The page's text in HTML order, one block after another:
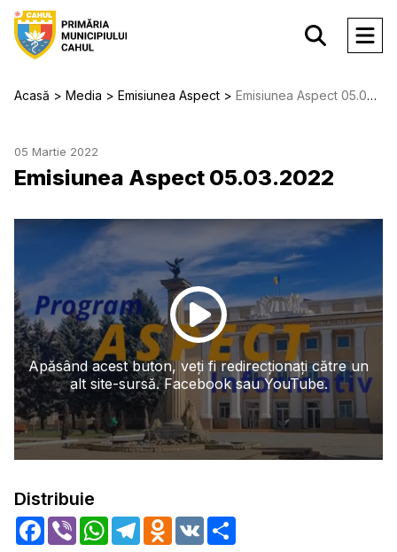
Acasă Media Emisiunea Aspect Emisiunea Aspect 05.03.2022
05 Martie 2022
Emisiunea Aspect 05.03.2022
Apăsând acest buton, veți fi redirecționați către un
alt site-sursă. Facebook sau YouTube.
Distribuie
Facebook
Viber WhatsApp
TelegramOdnoklassniki
VK